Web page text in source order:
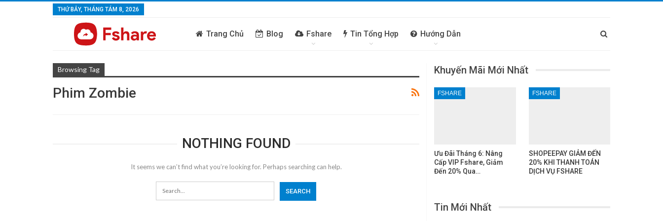
THỨ BẢY, THÁNG TÁM 8, 2026
Trang Chủ Blog Fshare Tin Tổng Hợp Hướng Dẫn
Browsing Tag
Phim Zombie
NOTHING FOUND
It seems we can’t find what you’re looking for. Perhaps searching can help.
Khuyến Mãi Mới Nhất
FSHARE
Ưu Đãi Tháng 6: Nâng
Cấp VIP Fshare, Giảm
Đến 20% Qua…
FSHARE
SHOPEEPAY GIẢM ĐẾN
20% KHI THANH TOÁN
DỊCH VỤ FSHARE
Tin Mới Nhất